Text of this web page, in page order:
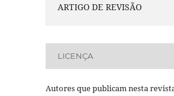
ARTIGO DE REVISÃO
LICENÇA
Autores que publicam nesta